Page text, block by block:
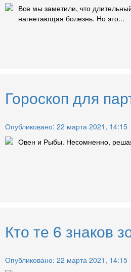
Все мы заметили, что
нагнетающая болезнь. Но это...
Гороскоп для
Опубликовано: 22 марта 2021, 14:15
Овен и Рыбы. Несомненно,
Кто те 6 знаков
Опубликовано: 22 марта 2021, 14:15